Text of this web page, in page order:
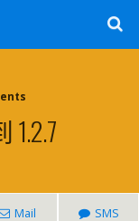
1.2.7
Mail SMS